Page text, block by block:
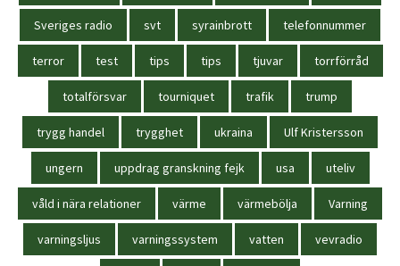
Sveriges radio svt syrainbrott telefonnummer
terror test tips tips tjuvar torrförråd
totalförsvar tourniquet trafik trump
trygg handel trygghet ukraina Ulf Kristersson
ungern uppdrag granskning fejk usa uteliv
våld i nära relationer värme värmebölja Varning
varningsljus varningssystem vatten vevradio